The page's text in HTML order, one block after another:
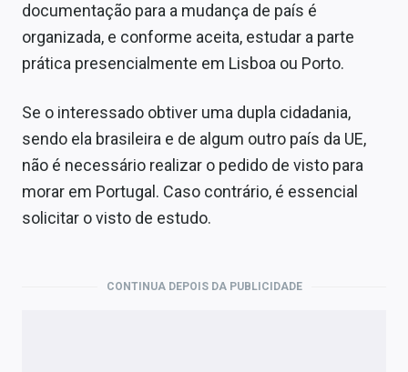
documentação para a mudança de país é
organizada, e conforme aceita, estudar a parte
prática presencialmente em Lisboa ou Porto.
Se o interessado obtiver uma dupla cidadania,
sendo ela brasileira e de algum outro país da UE,
não é necessário realizar o pedido de visto para
morar em Portugal. Caso contrário, é essencial
solicitar o visto de estudo.
CONTINUA DEPOIS DA PUBLICIDADE